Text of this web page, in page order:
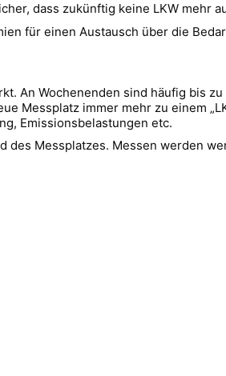
dass zukünftig keine LKW mehr
für einen Austausch über die
An Wochenenden sind häufig bis
Messplatz immer mehr zu einem
Emissionsbelastungen etc.
des Messplatzes. Messen werden